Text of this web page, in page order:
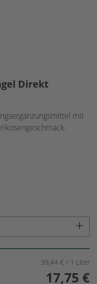
Direkt
mit
39,44 € / 1 Liter
17,75 €